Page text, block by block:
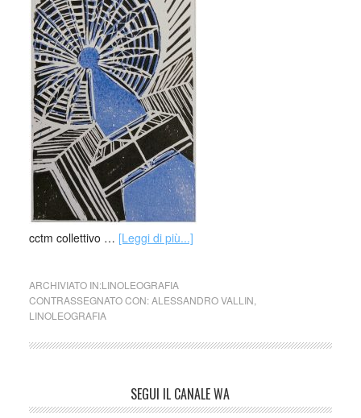
cctm collettivo … [Leggi di più...]
ARCHIVIATO IN:LINOLEOGRAFIA
CONTRASSEGNATO CON:ALESSANDRO VALLIN
LINOLEOGRAFIA
SEGUI IL CANALE WA